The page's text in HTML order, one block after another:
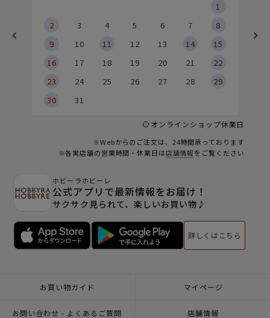
1
2
3 4 5 6 7
8
9
10 11 12 13 14
15
16
17 18 19 20 21
22
23
24 25 26 27 28
29
30
31
オンラインショップ休業日
※Webからのご注文は、24時間承っております
※各実店舗の営業時間・休業日は店舗情報をご覧ください
ホビーラホビーレ
公式アプリで最新情報をお届け！
サクサク見られて、楽しいお買い物♪
詳しくはこちら
お買い物ガイド マイページ
お問い合わせ - よくあるご質問 店舗情報